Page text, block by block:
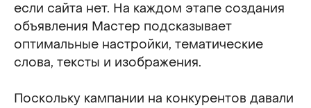
если сайта нет. На каждом этапе создания
объявления Мастер подсказывает
оптимальные настройки, тематические
слова, тексты и изображения.
Поскольку кампании на конкурентов давали